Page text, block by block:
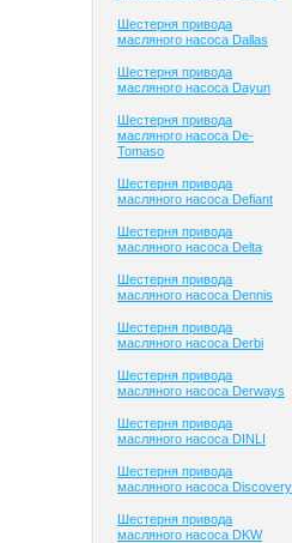
Шестерня привода
масляного насоса Dallas
Шестерня привода
масляного насоса Dayun
Шестерня привода
масляного насоса De-
Tomaso
Шестерня привода
масляного насоса Defiant
Шестерня привода
масляного насоса Delta
Шестерня привода
масляного насоса Dennis
Шестерня привода
масляного насоса Derbi
Шестерня привода
масляного насоса Derways
Шестерня привода
масляного насоса DINLI
Шестерня привода
масляного насоса Discovery
Шестерня привода
масляного насоса DKW